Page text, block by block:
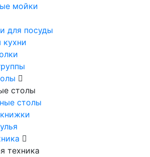
мойки
для посуды
кухни
столы
столы
техника